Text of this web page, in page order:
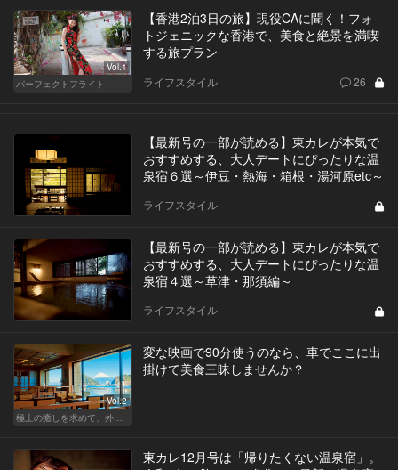
Vol.1
パーフェクトフライト
【香港2泊3日の旅】現役CAに聞く！フォ
トジェニックな香港で、美食と絶景を満喫
する旅プラン
ライフスタイル 26
【最新号の一部が読める】東カレが本気で
おすすめする、大人デートにぴったりな温
泉宿６選～伊豆・熱海・箱根・湯河原etc～
ライフスタイル
【最新号の一部が読める】東カレが本気で
おすすめする、大人デートにぴったりな温
泉宿４選～草津・那須編～
ライフスタイル
Vol.2
極上の癒しを求めて、外さない日本の名宿
変な映画で90分使うのなら、車でここに出
掛けて美食三昧しませんか？
東カレ12月号は「帰りたくない温泉宿」。